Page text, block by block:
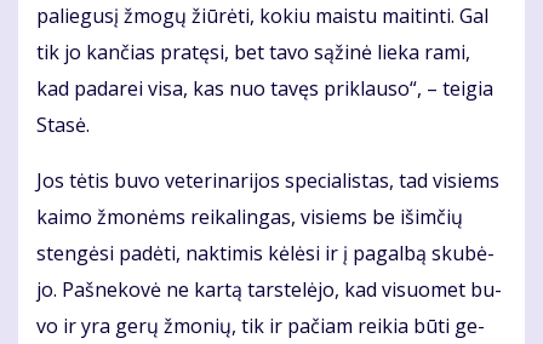
pa­lie­gu­sį žmo­gų žiū­rė­ti, ko­kiu mais­tu mai­tin­ti. Gal
tik jo kan­čias pra­tę­si, bet ta­vo są­ži­nė lie­ka ra­mi,
kad pa­da­rei vi­sa, kas nuo ta­vęs pri­klau­so“, – tei­gia
Sta­sė.
Jos tė­tis bu­vo ve­te­ri­na­ri­jos spe­cia­lis­tas, tad vi­siems
kai­mo žmo­nėms rei­ka­lin­gas, vi­siems be iš­im­čių
sten­gė­si pa­dė­ti, nak­ti­mis kė­lė­si ir į pa­gal­bą sku­bė­
jo. Pa­šne­ko­vė ne kar­tą tars­te­lė­jo, kad vi­suo­met bu­
vo ir yra ge­rų žmo­nių, tik ir pa­čiam rei­kia bū­ti ge­